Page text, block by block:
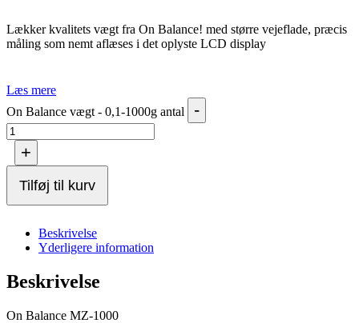
Lækker kvalitets vægt fra On Balance! med større vejeflade, præcis
måling som nemt aflæses i det oplyste LCD display
Læs mere
On Balance vægt - 0,1-1000g antal
-
+
Tilføj til kurv
Beskrivelse
Yderligere information
Beskrivelse
On Balance MZ-1000